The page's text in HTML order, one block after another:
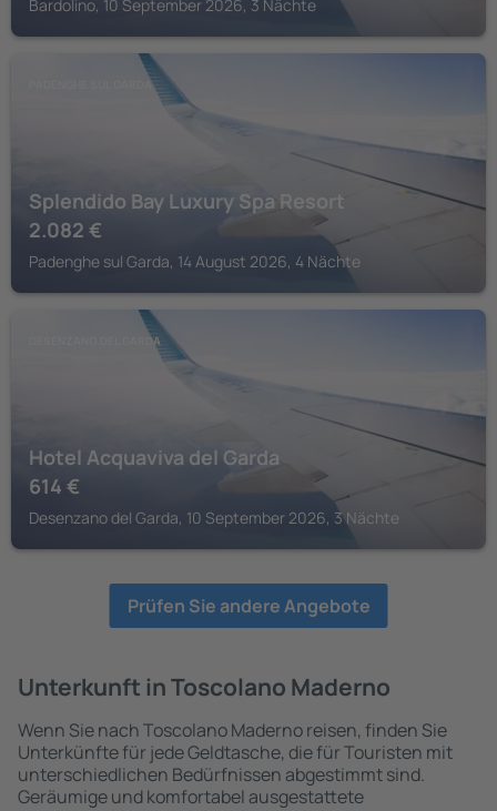
Bardolino, 10 September 2026, 3 Nächte
PADENGHE SUL GARDA
Splendido Bay Luxury Spa Resort
2.082 €
Padenghe sul Garda, 14 August 2026, 4 Nächte
DESENZANO DEL GARDA
Hotel Acquaviva del Garda
614 €
Desenzano del Garda, 10 September 2026, 3 Nächte
Prüfen Sie andere Angebote
Unterkunft in Toscolano Maderno
Wenn Sie nach Toscolano Maderno reisen, finden Sie
Unterkünfte für jede Geldtasche, die für Touristen mit
unterschiedlichen Bedürfnissen abgestimmt sind.
Geräumige und komfortabel ausgestattete